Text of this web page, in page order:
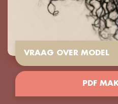
VRAAG OVER MODEL
PDF